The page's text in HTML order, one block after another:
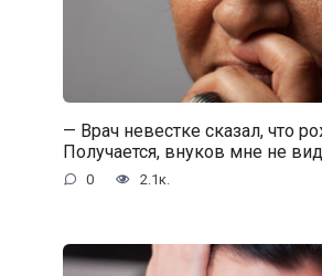
— Врач невестке сказал, что
Получается, внуков мне не
0 2.1к.